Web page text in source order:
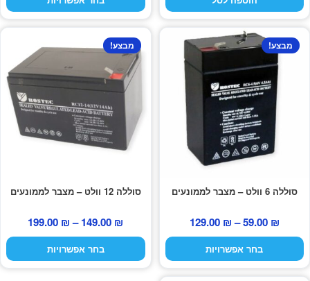
היה:
הוא:
סוללה 6 וולט – מצבר לממונעים
מבצע!
59.00 ₪
–
129.00 ₪
מחירים:
בחר אפשרויות
למוצר
בעמוד
סוללה 12 וולט – מצבר לממונעים
מבצע!
149.00 ₪
–
199.00 ₪
טווח
בחר אפשרויות
למוצר
זה
מספר
סוגים.
ניתן
לבחור
בעמוד